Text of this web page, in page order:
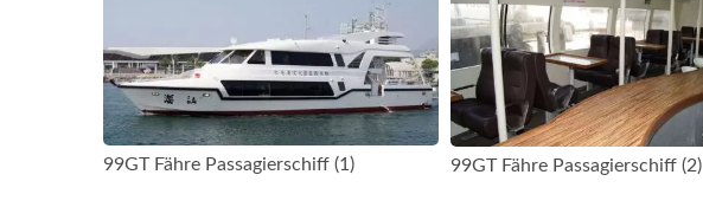
99GT Fähre Passagierschiff (1) 99GT Fähre Passagierschiff (2)